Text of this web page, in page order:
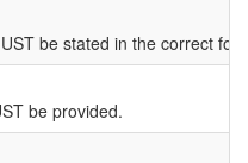
be stated in the correct
be provided.